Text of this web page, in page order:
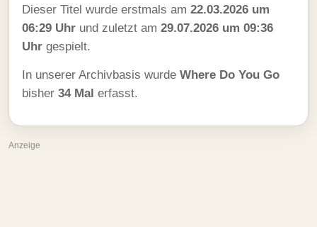
Dieser Titel wurde erstmals am 22.03.2026 um
06:29 Uhr und zuletzt am 29.07.2026 um 09:36
Uhr gespielt.
In unserer Archivbasis wurde Where Do You Go
bisher 34 Mal erfasst.
Anzeige